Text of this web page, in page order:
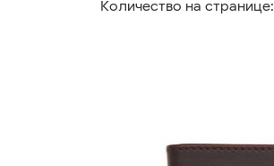
Количество на странице: